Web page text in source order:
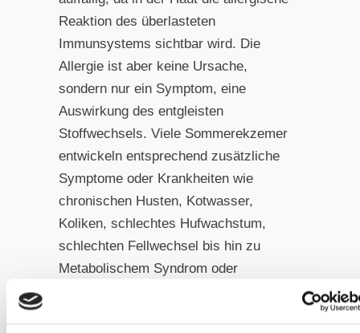
Reaktion des überlasteten
Immunsystems sichtbar wird. Die
Allergie ist aber keine Ursache,
sondern nur ein Symptom, eine
Auswirkung des entgleisten
Stoffwechsels. Viele Sommerekzemer
entwickeln entsprechend zusätzliche
Symptome oder Krankheiten wie
chronischen Husten, Kotwasser,
Koliken, schlechtes Hufwachstum,
schlechten Fellwechsel bis hin zu
Metabolischem Syndrom oder